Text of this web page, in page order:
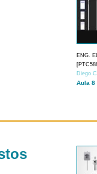
ENG.
Diego
Aula 8